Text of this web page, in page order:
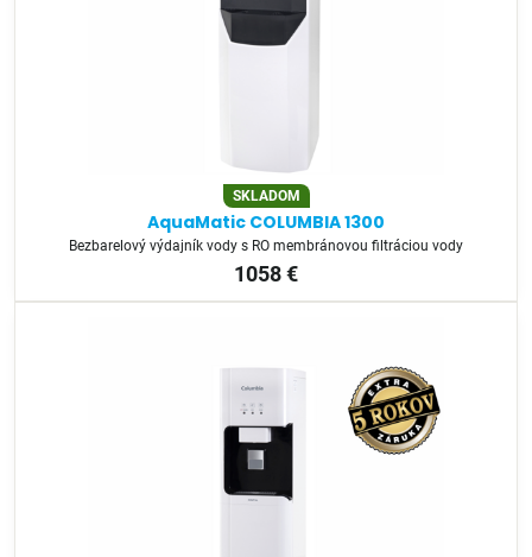
SKLADOM
AquaMatic COLUMBIA 1300
Bezbarelový výdajník vody s RO membránovou filtráciou vody
1058 €